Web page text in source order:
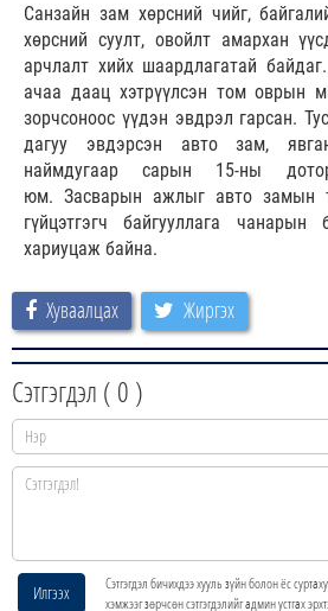
Санзайн зам хөрсний чийг,
хөрсний суулт, овойлт амархан
арчлалт хийх шаардлагатай
ачаа даац хэтрүүлсэн том оврын
зорчсоноос үүдэн эвдрэл гарсан.
дагуу эвдэрсэн авто зам,
наймдугаар сарын 15-ны
юм. Засварын ажлыг авто замын
гүйцэтгэгч байгууллага чанарын
хариуцаж байна.
Хуваалцах Жиргэх
Сэтгэгдэл ( 0 )
Илгээх
Сэтгэгдэл бичихдээ хууль зүйн болон ёс
хэмжээг зөрчсөн сэтгэгдэлийг админ устгах